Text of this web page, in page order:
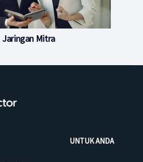
Jaringan Mitra
UNTUK ANDA